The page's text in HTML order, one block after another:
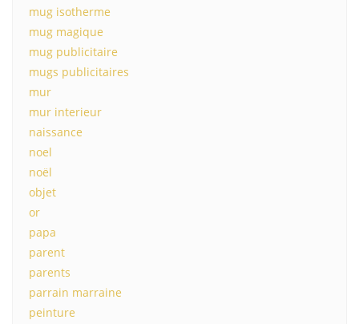
mug isotherme
mug magique
mug publicitaire
mugs publicitaires
mur
mur interieur
naissance
noel
noël
objet
or
papa
parent
parents
parrain marraine
peinture